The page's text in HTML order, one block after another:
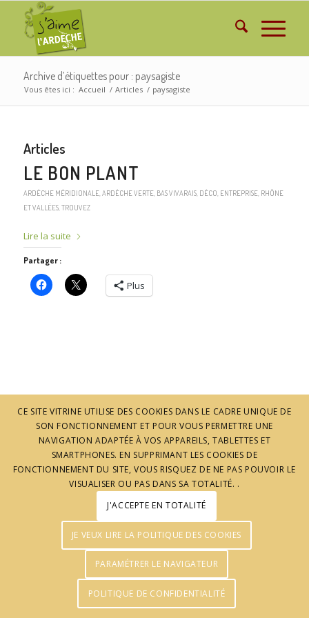
Archive d’étiquettes pour : paysagiste
Vous êtes ici : Accueil / Articles / paysagiste
Articles
LE BON PLANT
ARDÈCHE MÉRIDIONALE, ARDÈCHE VERTE, BAS VIVARAIS, DÉCO ENTREPRISE, RHÔNE
ET VALLÉES, TROUVEZ
Lire la suite
Partager :
Plus
© J'aime l'Ardèche - Réalisation :
CE SITE VITRINE UTILISE DES COOKIES DANS LE CADRE UNIQUE DE
SON FONCTIONNEMENT ET POUR VOUS PERMETTRE UNE
NAVIGATION ADAPTÉE À VOS APPAREILS, TABLETTES ET
SMARTPHONES. EN SUPPRIMANT LES COOKIES DE
FONCTIONNEMENT DU SITE, VOUS RISQUEZ DE NE PAS POUVOIR LE
VISUALISER OU PAS DANS SA TOTALITÉ. .
J'ACCEPTE EN TOTALITÉ
JE VEUX LIRE LA POLITIQUE DES COOKIES
PARAMÉTRER LE NAVIGATEUR
POLITIQUE DE CONFIDENTIALITÉ